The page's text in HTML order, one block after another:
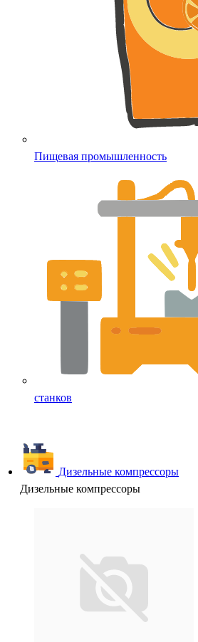
Пищевая промышленность
станков
Дизельные компрессоры
Дизельные компрессоры